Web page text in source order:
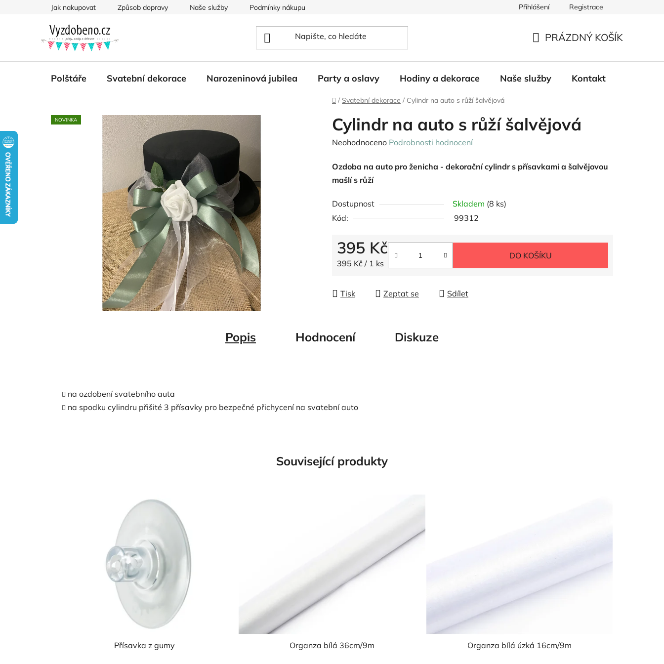
Jak nakupovat Způsob dopravy Naše služby Podmínky nákupu Přihlášení Registrace
KOŠÍK
PRÁZDNÝ KOŠÍK
Polštáře Svatební dekorace Narozeninová jubilea Party a oslavy Hodiny a dekorace Naše služby Kontakt
Domů
/ Svatební dekorace / Cylindr na auto s růží šalvějová
Cylindr na auto s růží šalvějová
Průměrné
produktu
je
z
5
Neohodnoceno Podrobnosti hodnocení
Ozdoba na auto pro ženicha - dekorační cylindr s přísavkami a šalvějovou
mašlí s růží
Dostupnost Skladem (8 ks)
Kód:
99312
395 Kč
Měrná cena:
395 Kč / 1 ks
DO KOŠÍKU
Tisk Zeptat se Sdílet
NOVINKA
Popis Hodnocení Diskuze
na ozdobení svatebního auta
na spodku cylindru přišité 3 přísavky pro bezpečné přichycení na svatební auto
Související produkty
Přísavka z gumy Organza bílá 36cm/9m Organza bílá úzká 16cm/9m